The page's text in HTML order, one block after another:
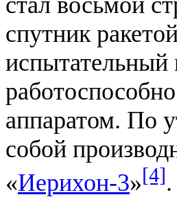
спутник
испытательный
аппаратом. По
собой
«Иерихон-3»[4].